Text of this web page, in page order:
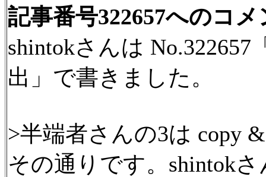
記事番号322657へのコメ
shintokさんは
出」で書きました。
>半端者さんの3は copy
その通りです。shintok